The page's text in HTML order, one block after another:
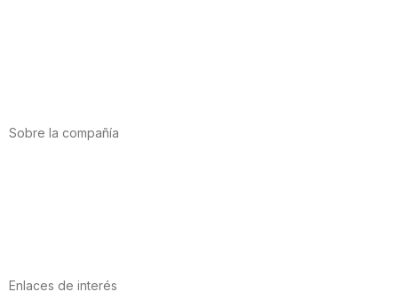
Sobre la compañía
Enlaces de interés